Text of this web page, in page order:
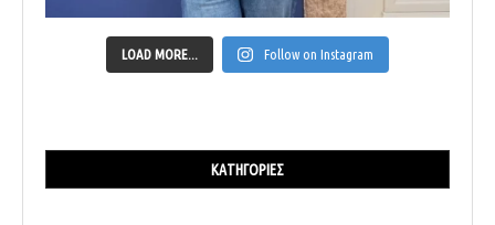
LOAD MORE... Follow on Instagram
ΚΑΤΗΓΟΡΊΕΣ